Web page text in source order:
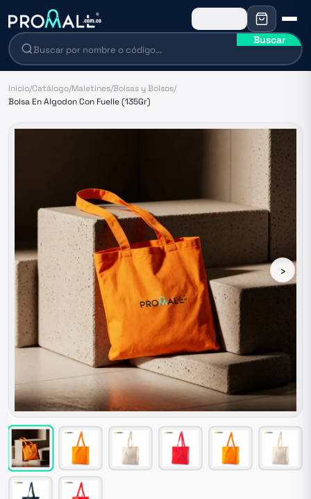
Buscar
Inicio/Catálogo/Maletines/Bolsas y Bolsos/
Bolsa En Algodon Con Fuelle (135Gr)
›